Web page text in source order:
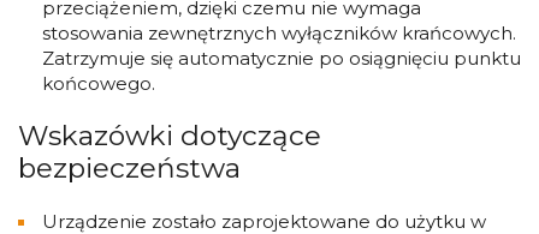
przeciążeniem, dzięki czemu nie wymaga
stosowania zewnętrznych wyłączników krańcowych.
Zatrzymuje się automatycznie po osiągnięciu punktu
końcowego.
Wskazówki dotyczące
bezpieczeństwa
Urządzenie zostało zaprojektowane do użytku w